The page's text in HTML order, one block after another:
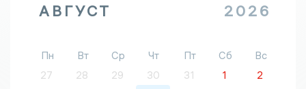
АВГУСТ 2026
Пн Вт Ср Чт Пт Сб
Вс
27
28 29 30 31 1
2